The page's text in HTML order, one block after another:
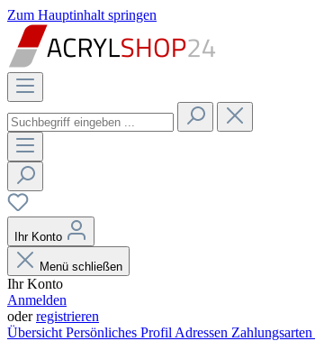
Zum Hauptinhalt springen
Ihr Konto
Menü schließen
Ihr Konto
Anmelden
oderregistrieren
Übersicht Persönliches Profil Adressen Zahlungsarten